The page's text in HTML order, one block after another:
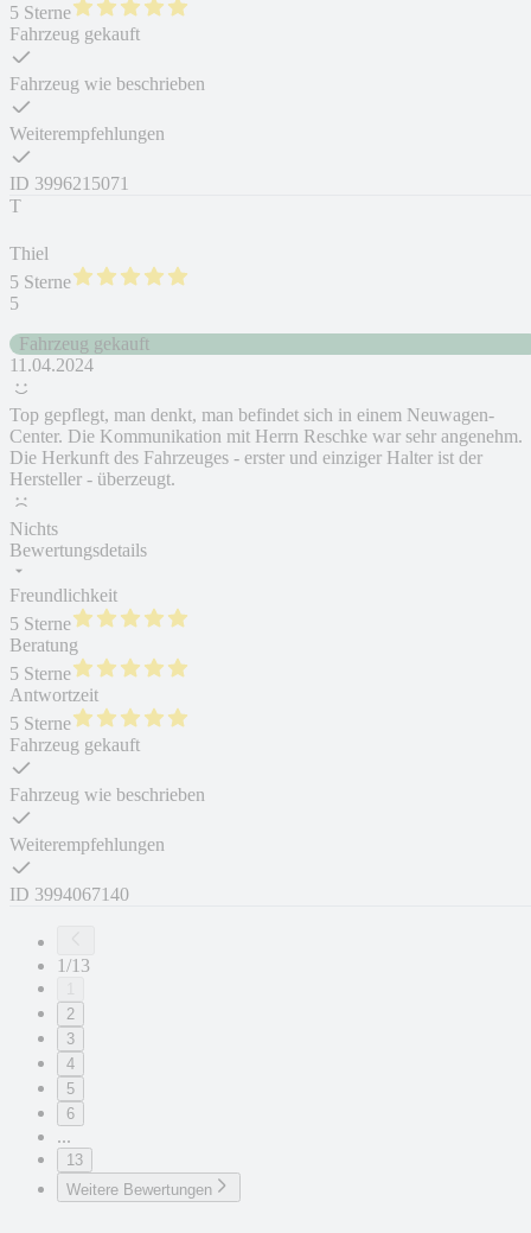
5 Sterne
Fahrzeug gekauft
Fahrzeug wie beschrieben
Weiterempfehlungen
ID 3996215071
T
Thiel
5 Sterne
5
Fahrzeug gekauft
11.04.2024
Top gepflegt, man denkt, man befindet sich in einem Neuwagen-
Center. Die Kommunikation mit Herrn Reschke war sehr angenehm.
Die Herkunft des Fahrzeuges - erster und einziger Halter ist der
Hersteller - überzeugt.
Nichts
Bewertungsdetails
Freundlichkeit
5 Sterne
Beratung
5 Sterne
Antwortzeit
5 Sterne
Fahrzeug gekauft
Fahrzeug wie beschrieben
Weiterempfehlungen
ID 3994067140
1/13
2
3
4
5
6
...
13
Weitere Bewertungen